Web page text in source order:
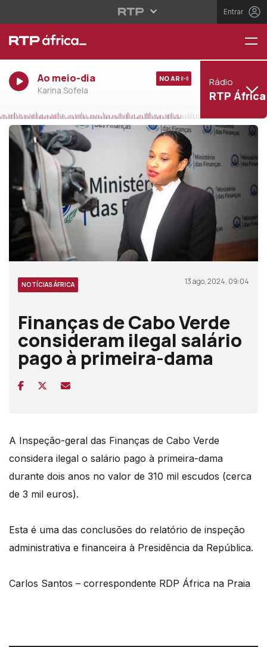
Entrar
Ao meio-dia
Karina Sofela
NO AR Rádio
RTP África
NOTÍCIAS ÁFRICA 13 ago, 2024, 09:04
Finanças de Cabo Verde
consideram ilegal salário
pago à primeira-dama
A Inspeção-geral das Finanças de Cabo Verde
considera ilegal o salário pago à primeira-dama
durante dois anos no valor de 310 mil escudos (cerca
de 3 mil euros).
Esta é uma das conclusões do relatório de inspeção
administrativa e financeira à Presidência da República.
Carlos Santos – correspondente RDP África na Praia